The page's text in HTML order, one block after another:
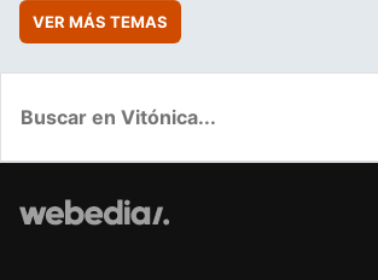
VER MÁS TEMAS